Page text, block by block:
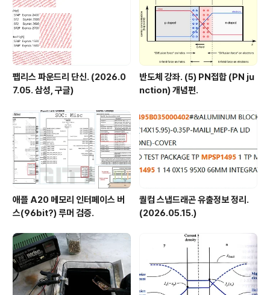
팹리스 파운드리 단신. (2026.0
7.05. 삼성, 구글)
반도체 강좌. (5) PN접합 (PN ju
nction) 개념편.
애플 A20 메모리 인터페이스 버
스(96bit?) 루머 검증.
퀄컴 스냅드래곤 유출정보 정리.
(2026.05.15.)